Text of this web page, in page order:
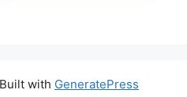
with GeneratePress